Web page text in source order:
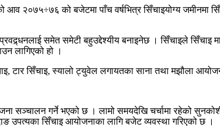
२०७५÷७६ को बजेटमा पाँच वर्षभित्र सिँचाइयोग्य जमीनमा
समेत समेटी बहुउद्देश्यीय बनाइनेछ । सिँचाइले सिँचाइ
लागिएको हो ।
टार सिँचाइ, स्यालो ट्युवेल लगायतका साना तथा मझौला
सञ्चालन गर्ने भएको छ । लामो समयदेखि चर्चामा रहेको
उपत्यका सिँचाइ आयोजनाका लागि बजेट व्यवस्था गरिएको छ ।